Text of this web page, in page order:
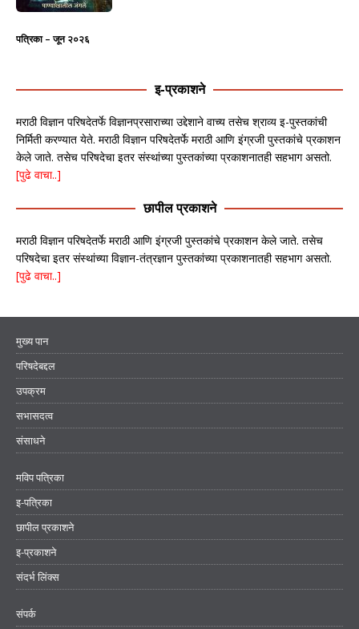
पत्रिका – जून २०२६
इ-प्रकाशने
मराठी विज्ञान परिषदेतर्फे विज्ञानप्रसाराच्या उद्देशाने वाच्य तसेच श्राव्य इ-पुस्तकांची
निर्मिती करण्यात येते. मराठी विज्ञान परिषदेतर्फे मराठी आणि इंग्रजी पुस्तकांचे प्रकाशन
केले जाते. तसेच परिषदेचा इतर संस्थांच्या पुस्तकांच्या प्रकाशनातही सहभाग असतो.
[पुढे वाचा..]
छापील प्रकाशने
मराठी विज्ञान परिषदेतर्फे मराठी आणि इंग्रजी पुस्तकांचे प्रकाशन केले जाते. तसेच
परिषदेचा इतर संस्थांच्या विज्ञान-तंत्रज्ञान पुस्तकांच्या प्रकाशनातही सहभाग असतो.
[पुढे वाचा..]
मुख्य पान
परिषदेबद्दल
उपक्रम
सभासदत्व
संसाधने
मविप पत्रिका
इ-पत्रिका
छापील प्रकाशने
इ-प्रकाशने
संदर्भ लिंक्स
संपर्क